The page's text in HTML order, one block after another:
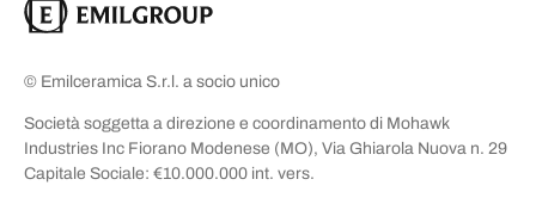
© Emilceramica S.r.l. a socio unico
Società soggetta a direzione e coordinamento di Mohawk
Industries Inc Fiorano Modenese (MO), Via Ghiarola Nuova n. 29
Capitale Sociale: €10.000.000 int. vers.